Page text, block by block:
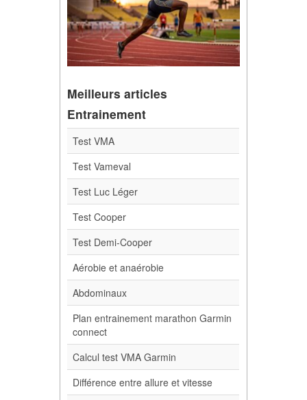
Meilleurs articles
Entrainement
Test VMA
Test Vameval
Test Luc Léger
Test Cooper
Test Demi-Cooper
Aérobie et anaérobie
Abdominaux
Plan entrainement marathon Garmin
connect
Calcul test VMA Garmin
Différence entre allure et vitesse